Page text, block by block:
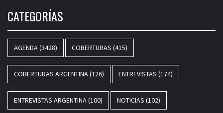
CATEGORÍAS
AGENDA(3428) COBERTURAS (415)
COBERTURAS ARGENTINA(126) ENTREVISTAS (174)
ENTREVISTAS ARGENTINA(100) NOTICIAS (102)